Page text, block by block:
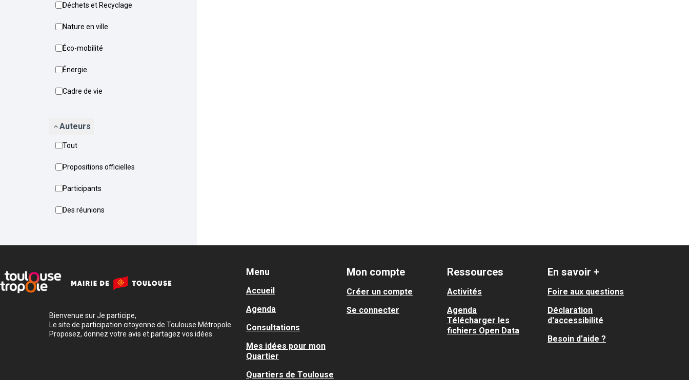
Déchets et Recyclage
Nature en ville
Éco-mobilité
Énergie
Cadre de vie
Auteurs
Tout
Propositions officielles
Participants
Des réunions
Bienvenue sur Je participe,
Le site de participation citoyenne de Toulouse Métropole.
Proposez, donnez votre avis et partagez vos idées.
Menu
Accueil
Agenda
Consultations
Mes idées pour mon
Quartier
Quartiers de Toulouse
Mon compte
Créer un compte
Se connecter
Ressources
Activités
Agenda
Télécharger les
fichiers Open Data
En savoir +
Foire aux questions
Déclaration
d'accessibilité
Besoin d'aide ?